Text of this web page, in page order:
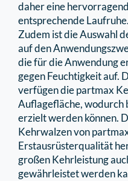
daher eine
entsprechende Laufruhe.
Zudem ist die Auswahl
auf den
die für die Anwendung
gegen Feuchtigkeit auf.
verfügen die partmax
Auﬂageﬂäche, wodurch
erzielt werden können.
Kehrwalzen von
Erstausrüsterqualität
großen Kehrleistung
gewährleistet werden